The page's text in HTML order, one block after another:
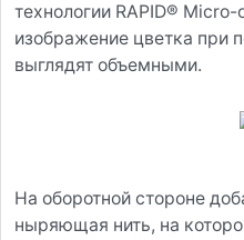
технологии RAPID®
изображение цветка при
выглядят объемными.
На оборотной стороне
ныряющая нить, на